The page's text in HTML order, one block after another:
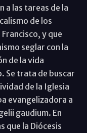
a las tareas de la
de los
y que
seglar con la
de la vida
Se trata de buscar
de la Iglesia
evangelizadora a
gaudium. En
que la Diócesis